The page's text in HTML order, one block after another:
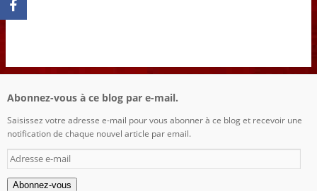
Abonnez-vous à ce blog par e-mail.
Saisissez votre adresse e-mail pour vous abonner à ce blog et recevoir une
notification de chaque nouvel article par email.
Adresse
e-
mail
Abonnez-vous